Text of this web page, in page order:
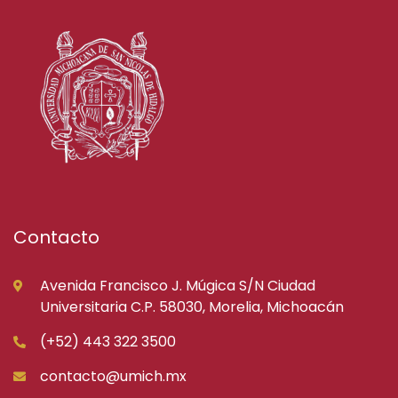
Contacto
Avenida Francisco J. Múgica S/N Ciudad
Universitaria C.P. 58030, Morelia, Michoacán
(+52) 443 322 3500
contacto@umich.mx